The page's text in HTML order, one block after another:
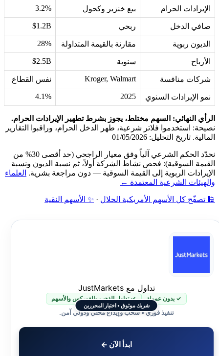
الإيرادات الحرام بيع خنزير وكحول 3.2%
صافي الدخل ربحي $1.2B
الديون ربوية مقارنة بالقيمة المتداولة 28%
الأرباح سنوية $2.5B
شركات منافسة Kroger, Walmart نفس القطاع
نمو الإيرادات السنوي 2025
4.1%
الرأي النهائي: السهم مختلط، يجوز بشرط تطهير الإيرادات الحرام.
نصيحة: استخدموا فلاتر شرعية، طهر الدخل الحرام، وراقبوا التقارير
المالية. تاريخ التحليل: 01/05/2026
نحدّد الحكم الشرعي آلياً وفق معيار الراجحي (حد أقصى 30% من
القيمة السوقية): فحص نشاط الشركة أولاً، ثم نسبة الديون ونسبة
الإيرادات الربوية إلى القيمة السوقية — دون مراجعة بشرية. العلماء
والهيئات الشرعية المعتمدة ←
🕌 تصفّح كل الأسهم الأمريكية الحلال · ✨ الأسهم النقية
شريك موثوق • اختيار المحررين
تداول مع JustMarkets
✓ بدون عمولة ✓ تداول الذهب والفوركس والأسهم
تنفيذ فوري • سحب وإيداع محلي ودولي آمن.
ابدأ الآن ←